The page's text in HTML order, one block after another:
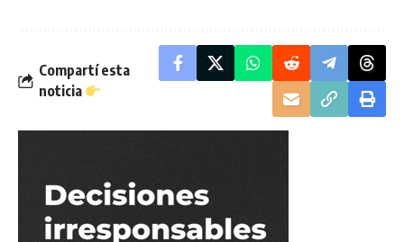
Compartí esta
noticia